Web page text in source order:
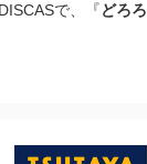
で、『どろろ